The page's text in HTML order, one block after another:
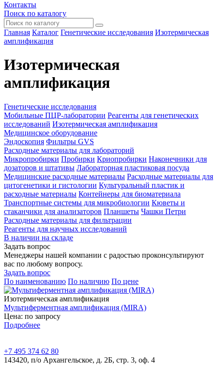
Контакты
Поиск по каталогу
Главная Каталог Генетические исследования Изотермическая
амплификация
Изотермическая
амплификация
Генетические исследования
Мобильные ПЦР-лаборатории Реагенты для генетических
исследований Изотермическая амплификация
Медицинское оборудование
Эндоскопия Фильтры GVS
Расходные материалы для лабораторий
Микропробирки Пробирки Криопробирки Наконечники для
дозаторов и штативы Лабораторная пластиковая посуда
Медицинские расходные материалы Расходные материалы для
цитогенетики и гистологии Культуральный пластик и
расходные материалы Контейнеры для биоматериала
Транспортные системы для микробиологии Кюветы и
стаканчики для анализаторов Планшеты Чашки Петри
Расходные материалы для фильтрации
Реагенты для научных исследований
В наличии на складе
Задать вопрос
Менеджеры нашей компании с радостью проконсультируют
вас по любому вопросу.
Задать вопрос
По наименованию По наличию По цене
Изотермическая амплификация
Мультиферментная амплификация (MIRA)
Цена: по запросу
Подробнее
+7 495 374 62 80
143420, п/о Архангельское, д. 2Б, стр. 3, оф. 4